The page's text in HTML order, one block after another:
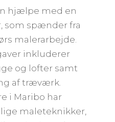
hjælpe med en
som spænder fra
malerarbejde.
inkluderer
og lofter samt
af træværk.
i Maribo har
maleteknikker,